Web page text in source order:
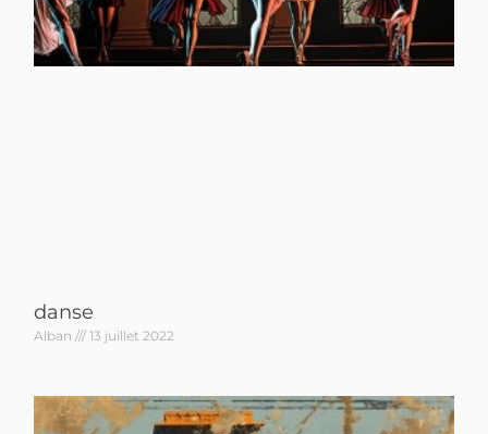
danse
Alban 13 juillet 2022